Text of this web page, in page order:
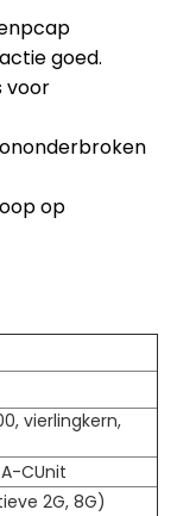
goed.
voor
op
vierlingkern,
CUnit
2G, 8G)